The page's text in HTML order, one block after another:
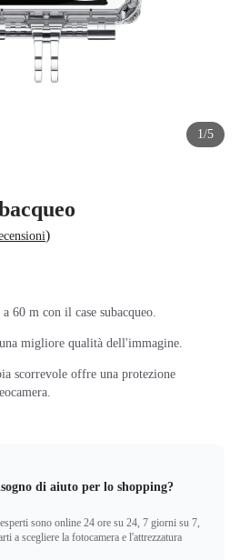
1/5
)
60 m con il case subacqueo.
migliore qualità dell'immagine.
scorrevole offre una protezione
di aiuto per lo shopping?
sono online 24 ore su 24, 7 giorni su 7,
a scegliere la fotocamera e l'attrezzatura